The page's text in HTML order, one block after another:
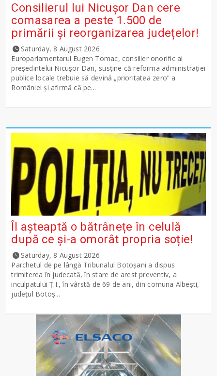
Consilierul lui Nicușor Dan cere
comasarea a peste 1.500 de
primării și reorganizarea județelor!
Saturday, 8 August 2026
Europarlamentarul Eugen Tomac, consilier onorific al
președintelui Nicușor Dan, susține că reforma administrației
publice locale trebuie să devină „prioritatea zero” a
României și afirmă că pe...
Îl așteaptă o bătrânețe în celulă
după ce și-a omorât propria soție!
Saturday, 8 August 2026
Parchetul de pe lângă Tribunalul Botoşani a dispus
trimiterea în judecată, în stare de arest preventiv, a
inculpatului Ț.I., în vârstă de 69 de ani, din comuna Albești,
județul Botoș...